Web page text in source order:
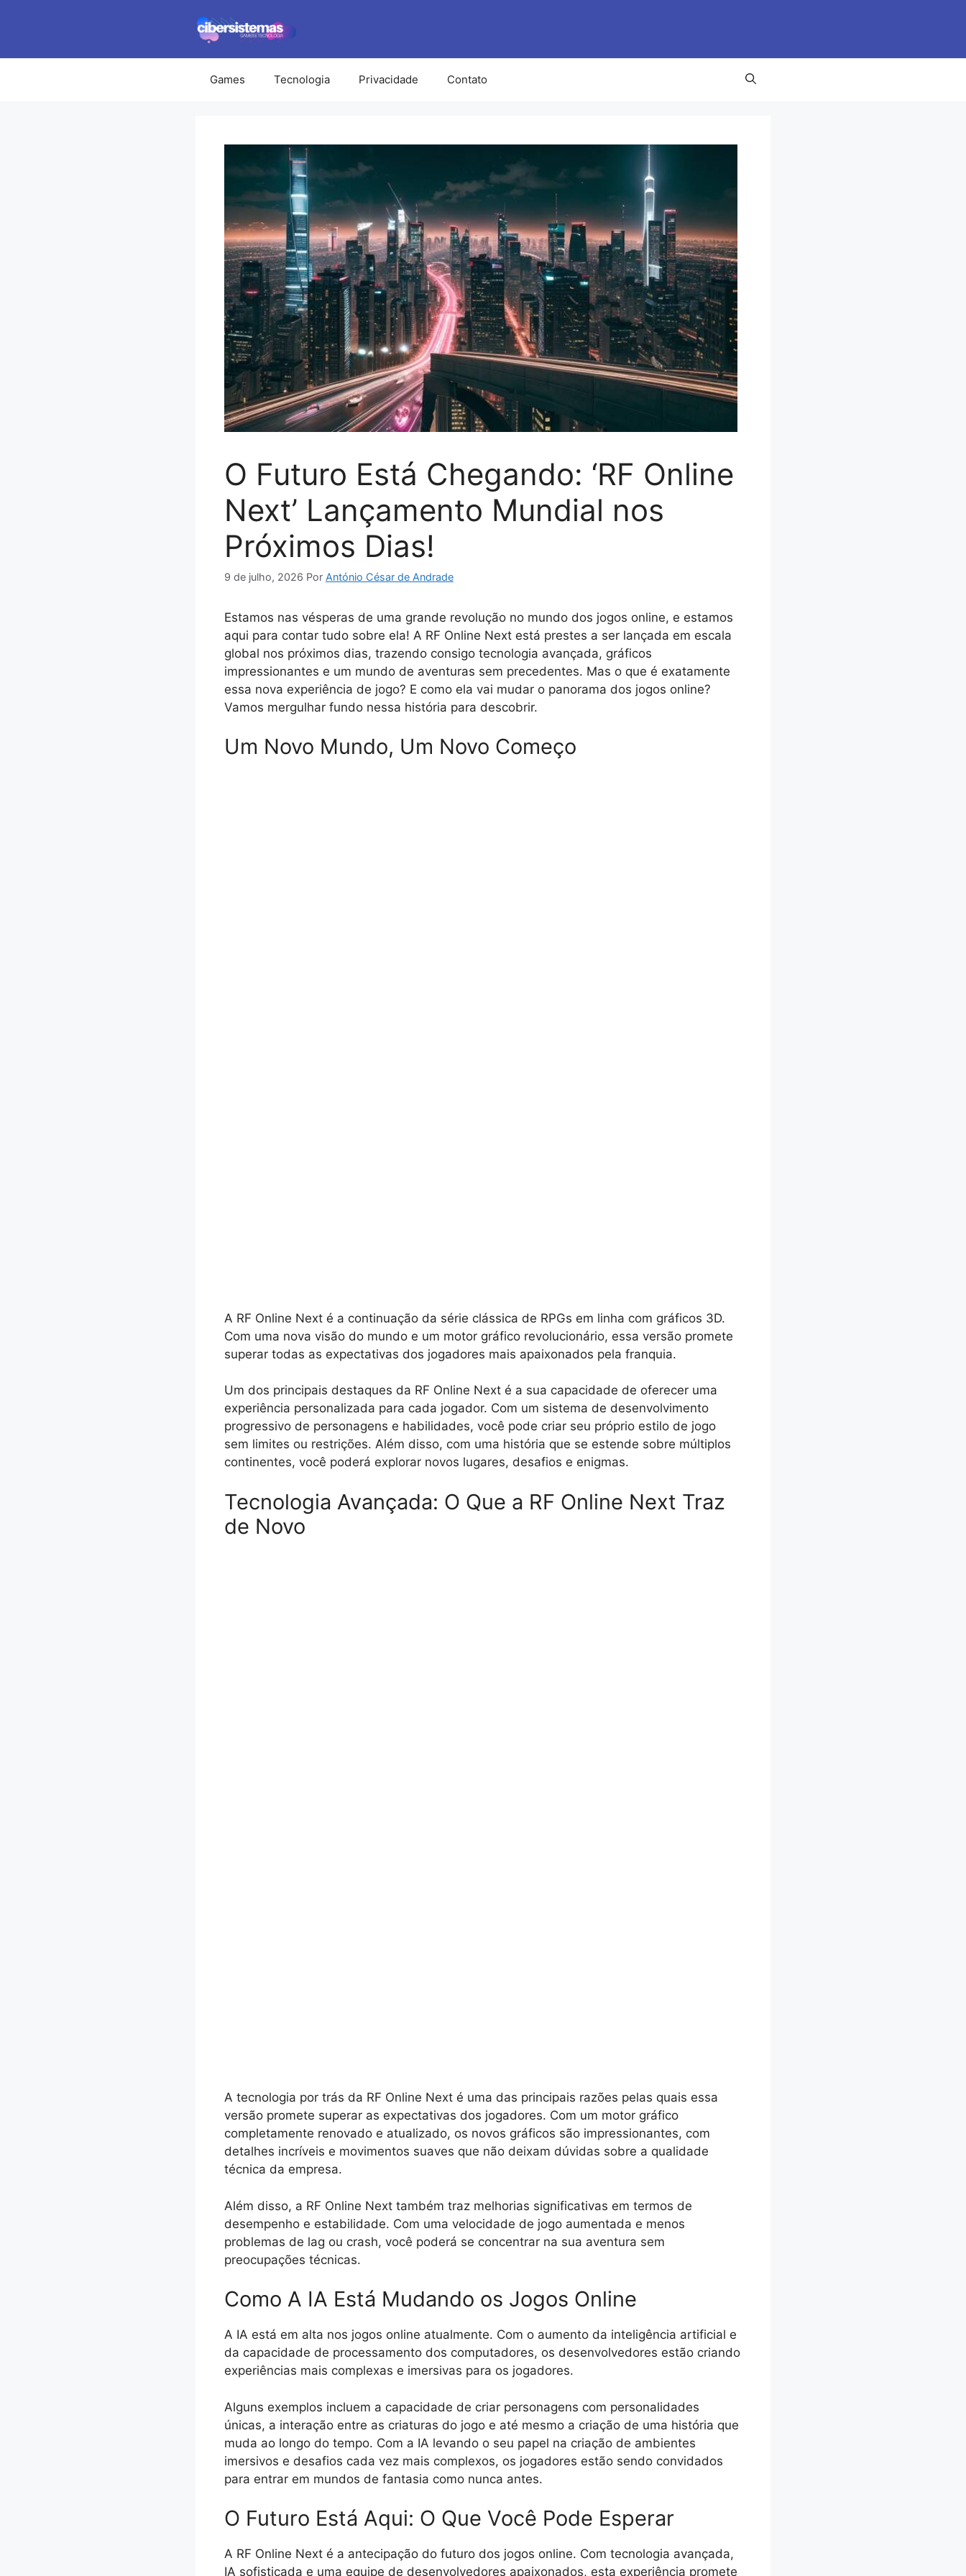
conteúdo
Games Tecnologia Privacidade Contato
O Futuro Está Chegando: ‘RF Online
Next’ Lançamento Mundial nos
Próximos Dias!
9 de julho, 2026 Por António César de Andrade
Estamos nas vésperas de uma grande revolução no mundo dos jogos online, e estamos
aqui para contar tudo sobre ela! A RF Online Next está prestes a ser lançada em escala
global nos próximos dias, trazendo consigo tecnologia avançada, gráficos
impressionantes e um mundo de aventuras sem precedentes. Mas o que é exatamente
essa nova experiência de jogo? E como ela vai mudar o panorama dos jogos online?
Vamos mergulhar fundo nessa história para descobrir.
Um Novo Mundo, Um Novo Começo
A RF Online Next é a continuação da série clássica de RPGs em linha com gráficos 3D.
Com uma nova visão do mundo e um motor gráfico revolucionário, essa versão promete
superar todas as expectativas dos jogadores mais apaixonados pela franquia.
Um dos principais destaques da RF Online Next é a sua capacidade de oferecer uma
experiência personalizada para cada jogador. Com um sistema de desenvolvimento
progressivo de personagens e habilidades, você pode criar seu próprio estilo de jogo
sem limites ou restrições. Além disso, com uma história que se estende sobre múltiplos
continentes, você poderá explorar novos lugares, desafios e enigmas.
Tecnologia Avançada: O Que a RF Online Next Traz
de Novo
A tecnologia por trás da RF Online Next é uma das principais razões pelas quais essa
versão promete superar as expectativas dos jogadores. Com um motor gráfico
completamente renovado e atualizado, os novos gráficos são impressionantes, com
detalhes incríveis e movimentos suaves que não deixam dúvidas sobre a qualidade
técnica da empresa.
Além disso, a RF Online Next também traz melhorias significativas em termos de
desempenho e estabilidade. Com uma velocidade de jogo aumentada e menos
problemas de lag ou crash, você poderá se concentrar na sua aventura sem
preocupações técnicas.
Como A IA Está Mudando os Jogos Online
A IA está em alta nos jogos online atualmente. Com o aumento da inteligência artificial e
da capacidade de processamento dos computadores, os desenvolvedores estão criando
experiências mais complexas e imersivas para os jogadores.
Alguns exemplos incluem a capacidade de criar personagens com personalidades
únicas, a interação entre as criaturas do jogo e até mesmo a criação de uma história que
muda ao longo do tempo. Com a IA levando o seu papel na criação de ambientes
imersivos e desafios cada vez mais complexos, os jogadores estão sendo convidados
para entrar em mundos de fantasia como nunca antes.
O Futuro Está Aqui: O Que Você Pode Esperar
A RF Online Next é a antecipação do futuro dos jogos online. Com tecnologia avançada,
IA sofisticada e uma equipe de desenvolvedores apaixonados, esta experiência promete